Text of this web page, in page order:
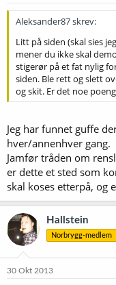
Aleksander87 skrev:
Litt på siden (skal sies
mener du ikke skal
stigerør på et fat nylig
siden. Ble rett og slett
og skit. Er det noe
Jeg har funnet guffe
hver/annenhver gang.
Jamfør tråden om
er dette et sted som
skal koses etterpå, og
Hallstein
Norbrygg-medlem
30 Okt 2013